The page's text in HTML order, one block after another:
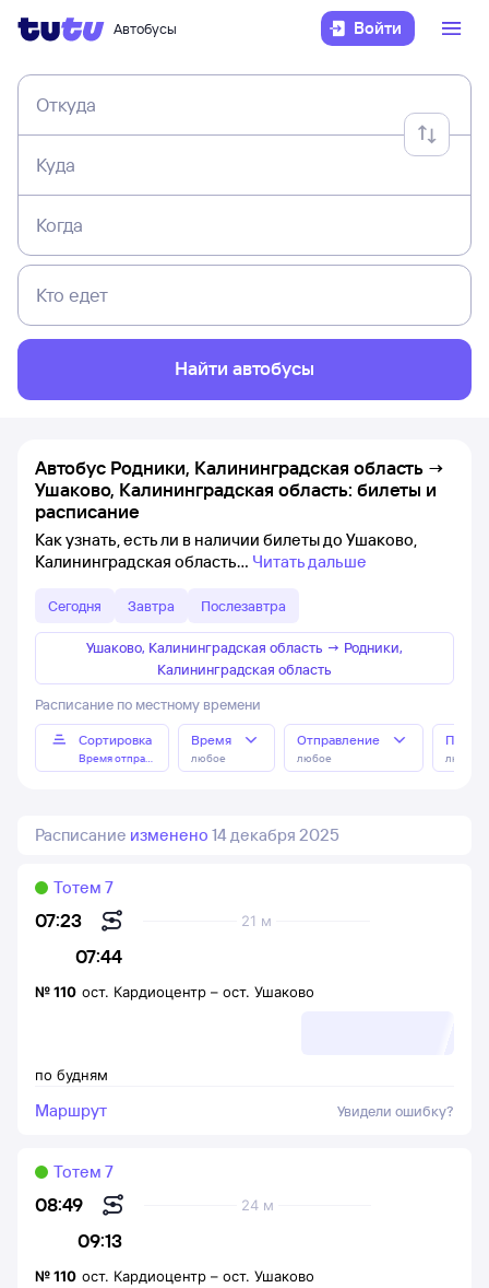
Автобусы Войти
Откуда
Куда
Когда
Кто едет
Найти автобусы
Автобус Родники, Калининградская область →
Ушаково, Калининградская область: билеты и
расписание
Как узнать, есть ли в наличии билеты до Ушаково,
Калининградская область
Читать дальше
Сегодня Завтра Послезавтра
Ушаково, Калининградская область → Родники,
Калининградская область
Расписание по местному времени
Сортировка
Время отправления
Время
любое
Отправление
любое любое
Расписание изменено 14 декабря 2025
07:23
07:44
21 м
Тотем 7
по будням
№110 ост. Кардиоцентр – ост. Ушаково
Маршрут Увидели ошибку?
08:49
09:13
24 м
Тотем 7
№110 ост. Кардиоцентр – ост. Ушаково